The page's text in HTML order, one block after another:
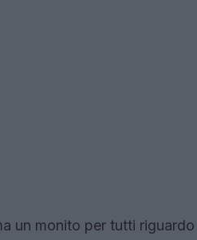
un monito per tutti riguardo